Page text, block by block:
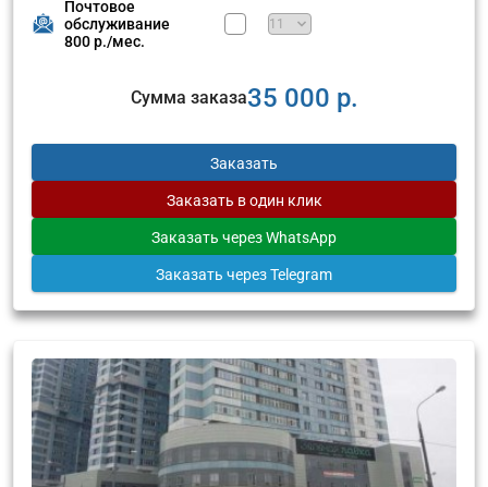
Почтовое
обслуживание
800 р./мес.
Сумма заказа35 000 р.
Заказать
Заказать в один клик
Заказать через WhatsApp
Заказать через Telegram